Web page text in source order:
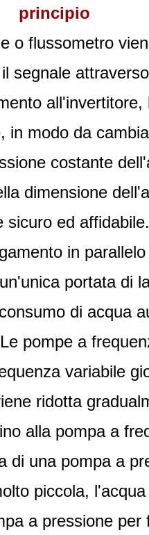
principio
o flussometro
segnale
in modo da
costante
dimensione
sicuro ed affidabile.
in
portata di
di acqua
pompe a
variabile
ridotta
alla pompa a
di una pompa a
piccola,
a pressione